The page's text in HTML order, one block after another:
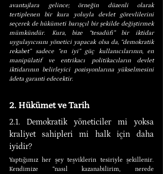
avantajlara gelince; örneğin düzenli olarak
tertiplenen bir kura yoluyla devlet görevlilerini
seçerek de hükümeti barışçıl bir şekilde değiştirmek
mümkündür. Kura, bize “tesadüfi” bir iktidar
uygulayıcısını yönetici yapacak olsa da, “demokratik
rekabet” sadece “en iyi” güç kullanıcılarının, en
manipülatif ve entrikacı politikacıların devlet
iktidarının belirleyici pozisyonlarına yükselmesini
âdeta garanti edecektir.
2. Hükümet ve Tarih
2.1. Demokratik yöneticiler mi yoksa
kraliyet sahipleri mi halk için daha
iyidir?
Yaptığımız her şey teşviklerin tesiriyle şekillenir.
Kendimize “nasıl kazanabilirim, nerede